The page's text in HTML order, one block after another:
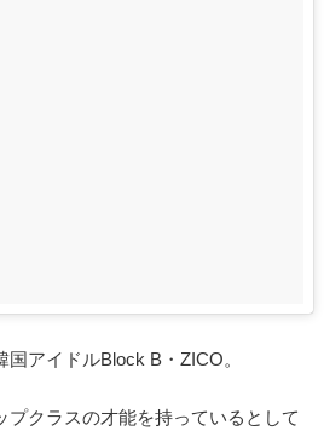
アイドルBlock B・ZICO。
プクラスの才能を持っているとして